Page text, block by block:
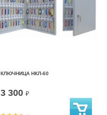
КЛЮЧНИЦА НКЛ-60
3 300 ₽